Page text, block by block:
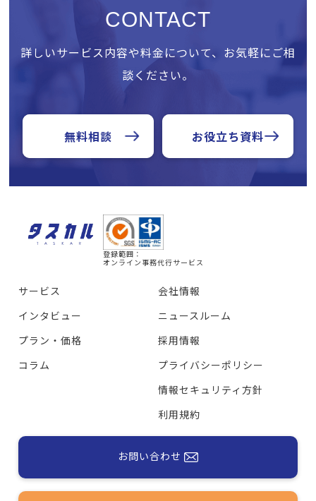
CONTACT
詳しいサービス内容や料金について、お気軽にご相
談ください。
無料相談 お役立ち資料
登録範囲：
オンライン事務代行サービス
サービス
インタビュー
プラン・価格
コラム
会社情報
ニュースルーム
採用情報
プライバシーポリシー
情報セキュリティ方針
利用規約
お問い合わせ